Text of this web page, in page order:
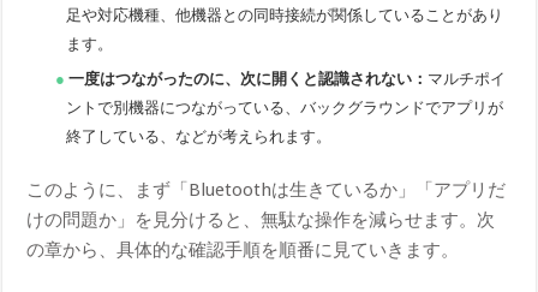
足や対応機種、他機器との同時接続が関係していることがあり
ます。
一度はつながったのに、次に開くと認識されない： マルチポイ
ントで別機器につながっている、バックグラウンドでアプリが
終了している、などが考えられます。
このように、まず「Bluetoothは生きているか」「アプリだ
けの問題か」を見分けると、無駄な操作を減らせます。次
の章から、具体的な確認手順を順番に見ていきます。